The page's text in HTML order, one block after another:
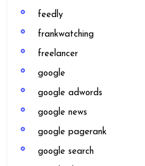
feedly
frankwatching
freelancer
google
google adwords
google news
google pagerank
google search